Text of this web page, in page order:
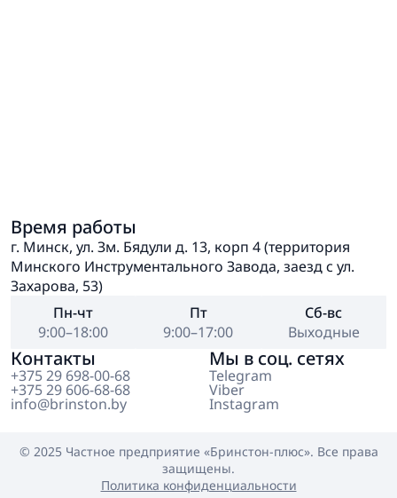
Время работы
г. Минск, ул. Зм. Бядули д. 13, корп 4 (территория
Минского Инструментального Завода, заезд с ул.
Захарова, 53)
Пн-чт
9:00–18:00
Пт
9:00–17:00
Сб-вс
Выходные
Контакты
+375 29 698-00-68
+375 29 606-68-68
info@brinston.by
Мы в соц. сетях
Telegram
Viber
Instagram
© 2025 Частное предприятие «Бринстон-плюс». Все права
защищены.
Политика конфиденциальности